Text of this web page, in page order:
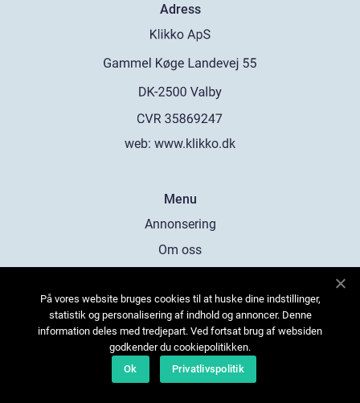
Adress
web: www.klikko.dk
Menu
Annonsering
Om oss
Kontakta oss
Sitemap
På vores website bruges cookies til at huske dine indstillinger,
statistik og personalisering af indhold og annoncer. Denne
information deles med tredjepart. Ved fortsat brug af websiden
godkender du cookiepolitikken.
Ok
Privatlivspolitik